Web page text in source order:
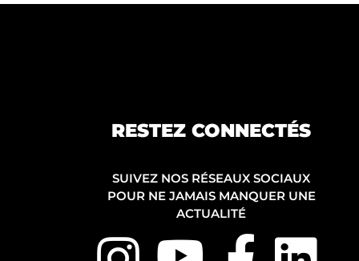
RESTEZ CONNECTÉS
SUIVEZ NOS RÉSEAUX SOCIAUX
POUR NE JAMAIS MANQUER UNE
ACTUALITÉ